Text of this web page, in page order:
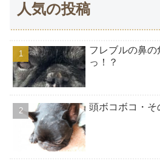
人気の投稿
フレブルの鼻の
っ！？
頭ボコボコ・そ